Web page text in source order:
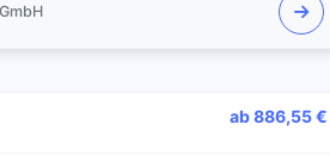
ab 886,55 €